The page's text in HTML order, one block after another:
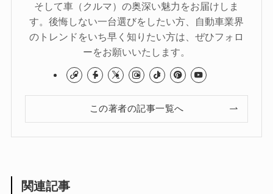
そして車（クルマ）の奥深い魅力をお届けしま
す。後悔しない一台選びをしたい方、自動車業界
のトレンドをいち早く知りたい方は、ぜひフォロ
ーをお願いいたします。
この著者の記事一覧へ
関連記事